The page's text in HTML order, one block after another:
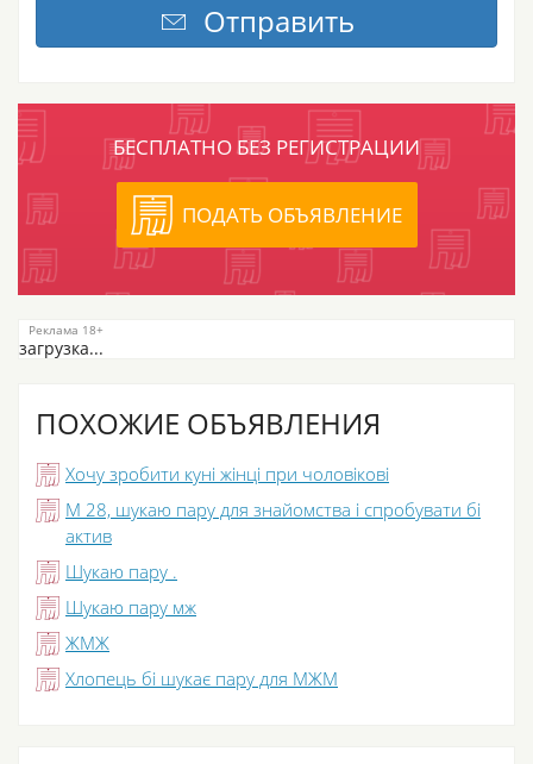
БЕСПЛАТНО БЕЗ РЕГИСТРАЦИИ
ПОДАТЬ ОБЪЯВЛЕНИЕ
загрузка...
ПОХОЖИЕ ОБЪЯВЛЕНИЯ
Хочу зробити куні жінці при чоловікові
М 28, шукаю пару для знайомства і спробувати бі
актив
Шукаю пару .
Шукаю пару мж
ЖМЖ
Хлопець бі шукає пару для МЖМ